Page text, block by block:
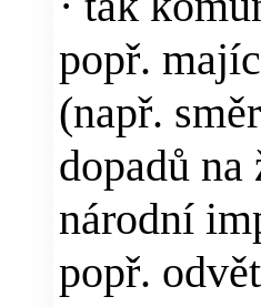
popř.
(např.
dopadů
národní
popř.